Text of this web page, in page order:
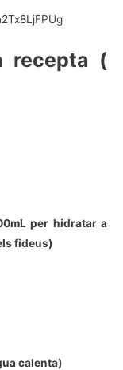
recepta (
per hidratar a
fideus)
calenta)